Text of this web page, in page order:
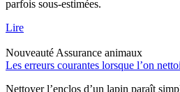
parfois sous-estimées.
Lire
Nouveauté Assurance animaux
Les erreurs courantes lorsque l’on
Nettoyer l’enclos d’un lapin paraît